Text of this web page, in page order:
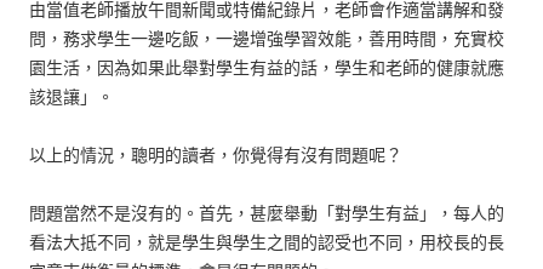
由當值老師播放午間新聞或特備紀錄片，老師會作適當講解和發
問，務求學生一邊吃飯，一邊增強學習效能，善用時間，充實校
園生活，因為如果此舉對學生有益的話，學生和老師的健康就應
該退讓」。
以上的情況，聰明的讀者，你覺得有沒有問題呢？
問題當然不是沒有的。首先，甚麼舉動「對學生有益」，每人的
看法大抵不同，就是學生與學生之間的認受也不同，用校長的長